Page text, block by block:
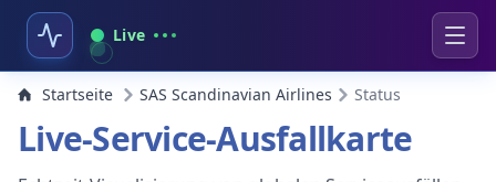
Live
Startseite SAS Scandinavian Airlines Status
Live-Service-Ausfallkarte